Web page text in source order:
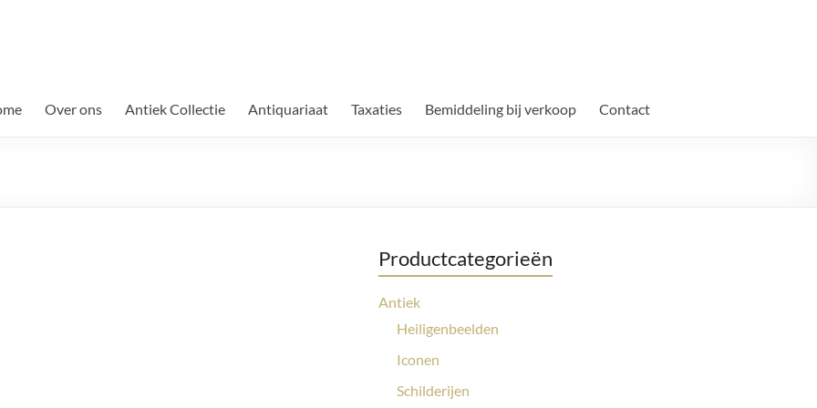
Over ons Antiek Collectie Antiquariaat Taxaties Bemiddeling bij verkoop Contact
Productcategorieën
Antiek
Heiligenbeelden
Iconen
Schilderijen